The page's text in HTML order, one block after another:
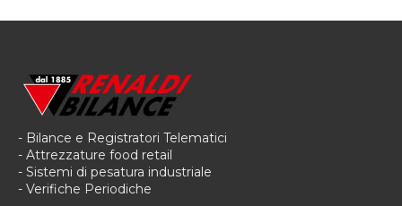
- Bilance e Registratori Telematici
- Attrezzature food retail
- Sistemi di pesatura industriale
- Verifiche Periodiche